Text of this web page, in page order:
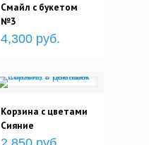
Смайл с букетом
№3
4,300 руб.
Корзина с цветами
Сияние